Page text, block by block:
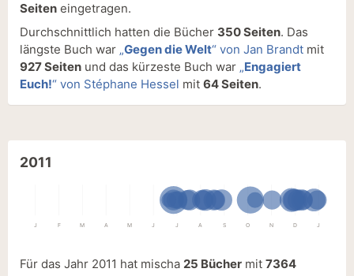
Seiten eingetragen.
Durchschnittlich hatten die Bücher 350 Seiten. Das
längste Buch war „Gegen die Welt“ von Jan Brandt mit
927 Seiten und das kürzeste Buch war „Engagiert
Euch!“ von Stéphane Hessel mit 64 Seiten.
2011
J F M A M J J A S O N D J
Für das Jahr 2011 hat mischa 25 Bücher mit 7364